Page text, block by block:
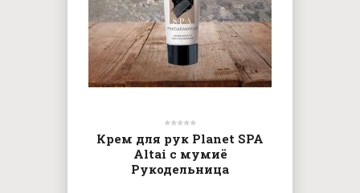
Крем для рук Planet SPA
Altai с мумиё
Рукодельница